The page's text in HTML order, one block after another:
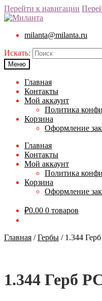
Перейти к навигации
milanta@milanta.ru
Искать:
Меню
Главная
Контакты
Мой аккаунт
Политика
Корзина
Оформление
Главная
Контакты
Мой аккаунт
Политика
Корзина
Оформление
₽0.00 0 товаров
Главная /Гербы / 1.344
1.344 Герб